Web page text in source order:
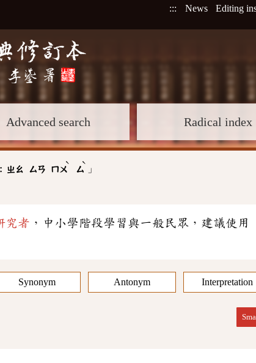
::: News Editing
Advanced search Radical index
ㄓㄠ ㄙㄢ ㄇㄨ
ˋ
ㄙ
ˋ
」
究者 ，中小學階段學習與一般民眾，建議使用
Synonym Antonym Interpretation